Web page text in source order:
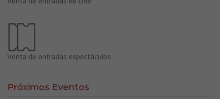
Venta de entradas espectáculos
Próximos Eventos